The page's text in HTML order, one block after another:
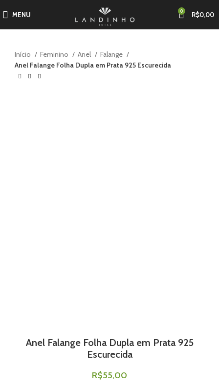
MENU 0 R$0,00
Início Feminino Anel
Falange
Anel Falange Folha Dupla em Prata 925 Escurecida
Anel Falange Folha Dupla em Prata 925
Escurecida
R$55,00